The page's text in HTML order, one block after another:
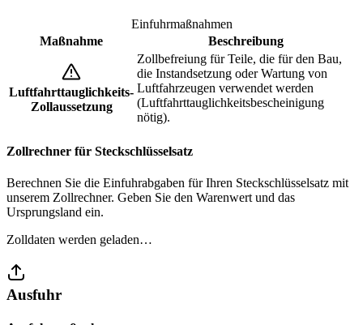
Einfuhrmaßnahmen
Maßnahme
Beschreibung
Luftfahrttauglichkeits-
Zollaussetzung
Zollbefreiung für Teile, die für den Bau,
die Instandsetzung oder Wartung von
Luftfahrzeugen verwendet werden
(Luftfahrttauglichkeitsbescheinigung
nötig).
Zollrechner für Steckschlüsselsatz
Berechnen Sie die Einfuhrabgaben für Ihren Steckschlüsselsatz mit
unserem Zollrechner. Geben Sie den Warenwert und das
Ursprungsland ein.
Zolldaten werden geladen…
Ausfuhr